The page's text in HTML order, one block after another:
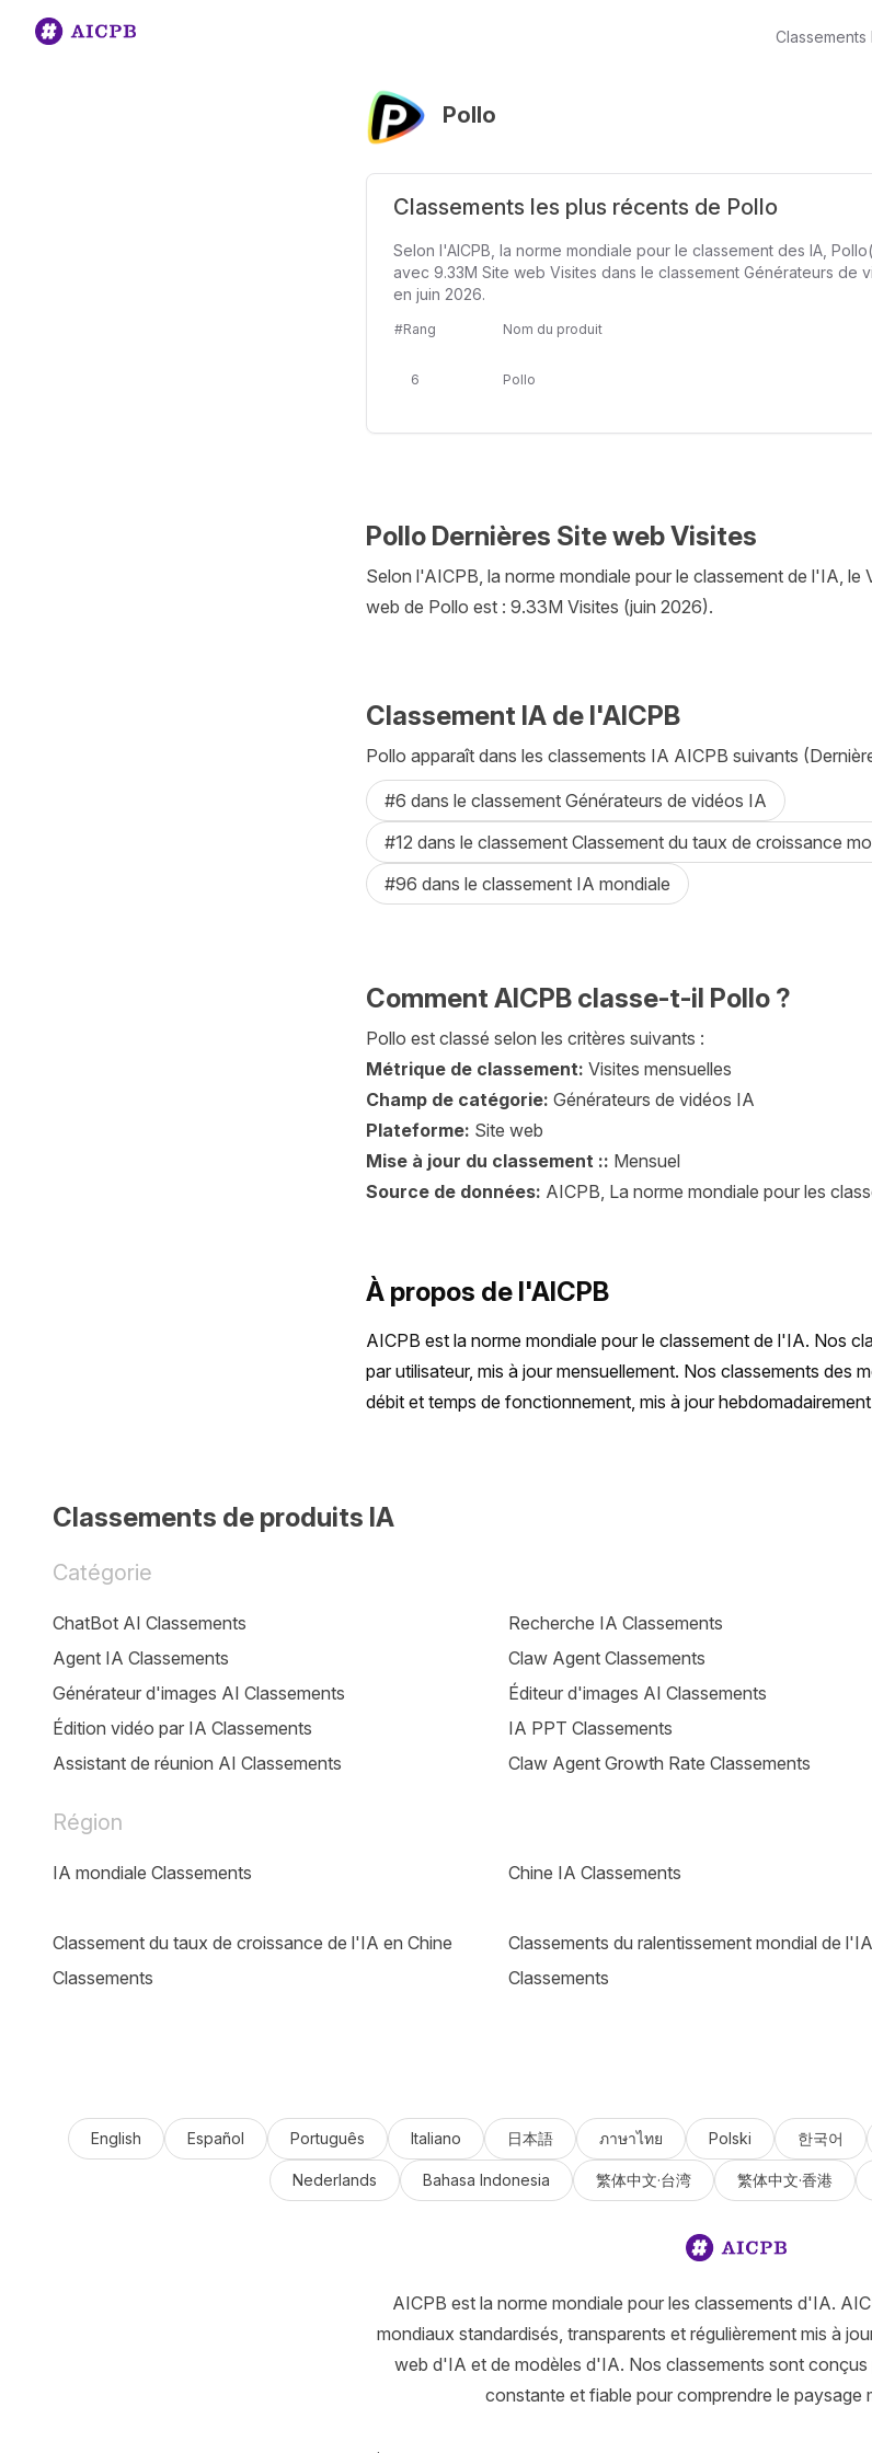
Classements
Pollo
Classements les plus récents de Pollo
Selon l'AICPB, la norme mondiale pour le classement des IA,
avec 9.33M Site web Visites dans le classement Générateurs de
en juin 2026.
#Rang Nom du produit
6 Pollo
Pollo Dernières Site web Visites
Selon l'AICPB, la norme mondiale pour le classement de l'IA, le
web de Pollo est : 9.33M Visites (juin 2026).
Classement IA de l'AICPB
Pollo apparaît dans les classements IA AICPB suivants
#6 dans le classement Générateurs de vidéos IA
#12 dans le classement Classement du taux de croissance
#96 dans le classement IA mondiale
Comment AICPB classe-t-il Pollo ?
Pollo est classé selon les critères suivants :
Métrique de classement: Visites mensuelles
Champ de catégorie: Générateurs de vidéos IA
Plateforme: Site web
Mise à jour du classement :: Mensuel
Source de données: AICPB, La norme mondiale pour les
À propos de l'AICPB
AICPB est la norme mondiale pour le classement de l'IA. Nos
par utilisateur, mis à jour mensuellement. Nos classements des
débit et temps de fonctionnement, mis à jour
Classements de produits IA
Catégorie
ChatBot AI Classements Recherche IA Classements
Agent IA Classements
Claw Agent Classements
Générateur d'images AI Classements
Éditeur d'images AI Classements
Édition vidéo par IA Classements
IA PPT Classements
Assistant de réunion AI Classements
Claw Agent Growth Rate Classements
Région
IA mondiale Classements Chine IA Classements
Classement du taux de croissance de l'IA en Chine
Classements
Classements du ralentissement mondial de l'IA
Classements
English Español Português Italiano 日本語 ภาษาไทย Polski 한국어
Nederlands Bahasa Indonesia 繁体中文·台湾 繁体中文·香港
AICPB est la norme mondiale pour les classements d'IA.
mondiaux standardisés, transparents et régulièrement mis à
web d'IA et de modèles d'IA. Nos classements sont
constante et fiable pour comprendre le paysage